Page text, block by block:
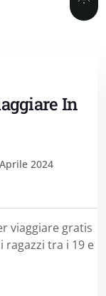
In
2024
viaggiare gratis
ragazzi tra i 19 e